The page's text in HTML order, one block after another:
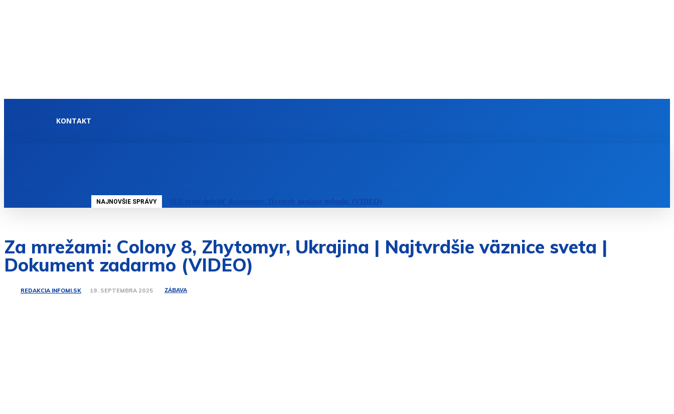
KONTAKT
NAJNOVŠIE SPRÁVY SFZ musí doložiť dokumenty. Dovtedy peniaze nebudú. (VIDEO)
Za mrežami: Colony 8, Zhytomyr, Ukrajina | Najtvrdšie väznice sveta |
Dokument zadarmo (VIDEO)
REDAKCIA INFOMI.SK 19. SEPTEMBRA 2025 ZÁBAVA